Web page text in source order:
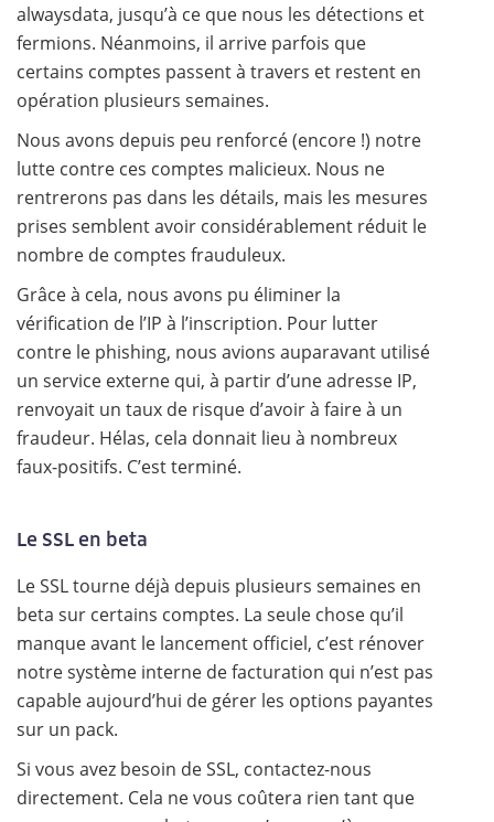
alwaysdata, jusqu’à ce que nous les détections et
fermions. Néanmoins, il arrive parfois que
certains comptes passent à travers et restent en
opération plusieurs semaines.
Nous avons depuis peu renforcé (encore !) notre
lutte contre ces comptes malicieux. Nous ne
rentrerons pas dans les détails, mais les mesures
prises semblent avoir considérablement réduit le
nombre de comptes frauduleux.
Grâce à cela, nous avons pu éliminer la
vérification de l’IP à l’inscription. Pour lutter
contre le phishing, nous avions auparavant utilisé
un service externe qui, à partir d’une adresse IP,
renvoyait un taux de risque d’avoir à faire à un
fraudeur. Hélas, cela donnait lieu à nombreux
faux-positifs. C’est terminé.
Le SSL en beta
Le SSL tourne déjà depuis plusieurs semaines en
beta sur certains comptes. La seule chose qu’il
manque avant le lancement officiel, c’est rénover
notre système interne de facturation qui n’est pas
capable aujourd’hui de gérer les options payantes
sur un pack.
Si vous avez besoin de SSL, contactez-nous
directement. Cela ne vous coûtera rien tant que